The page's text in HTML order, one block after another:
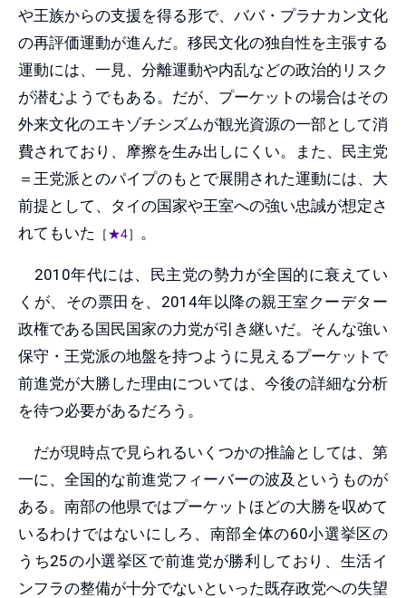
や王族からの支援を得る形で、ババ・プラナカン文化
の再評価運動が進んだ。移民文化の独自性を主張する
運動には、一見、分離運動や内乱などの政治的リスク
が潜むようでもある。だが、プーケットの場合はその
外来文化のエキゾチシズムが観光資源の一部として消
費されており、摩擦を生み出しにくい。また、民主党
＝王党派とのパイプのもとで展開された運動には、大
前提として、タイの国家や王室への強い忠誠が想定さ
れてもいた
［ ★4］ 。
2010年代には、民主党の勢力が全国的に衰えてい
くが、その票田を、2014年以降の親王室クーデター
政権である国民国家の力党が引き継いだ。そんな強い
保守・王党派の地盤を持つように見えるプーケットで
前進党が大勝した理由については、今後の詳細な分析
を待つ必要があるだろう。
だが現時点で見られるいくつかの推論としては、第
一に、全国的な前進党フィーバーの波及というものが
ある。南部の他県ではプーケットほどの大勝を収めて
いるわけではないにしろ、南部全体の60小選挙区の
うち25の小選挙区で前進党が勝利しており、生活イ
ンフラの整備が十分でないといった既存政党への失望